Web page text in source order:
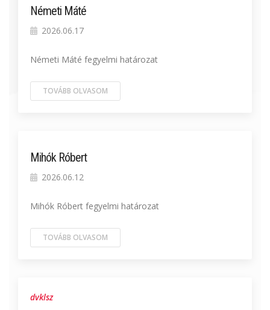
Németi Máté
2026.06.17
Németi Máté fegyelmi határozat
TOVÁBB OLVASOM
Mihók Róbert
2026.06.12
Mihók Róbert fegyelmi határozat
TOVÁBB OLVASOM
dvklsz